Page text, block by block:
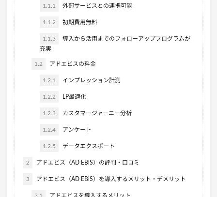
1.1.1 外部サービスとの連携可能
1.1.2 初期費用無料
1.1.3
導入から活用までのフォローアッププログラムが
充実
1.2 アドエビスの料金
1.2.1 インプレッション計測
1.2.2 LP最適化
1.2.3 カスタマージャーニー分析
1.2.4 アンケート
1.2.5 データエクスポート
2 アドエビス（AD EBiS）の評判・口コミ
3 アドエビス（AD EBiS）を導入するメリット・デメリット
3.1 アドエビスを導入するメリット